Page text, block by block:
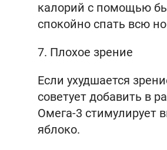
калорий с помощью
спокойно спать всю
7. Плохое зрение
Если ухудшается
советует добавить в
Омега-3 стимулирует
яблоко.